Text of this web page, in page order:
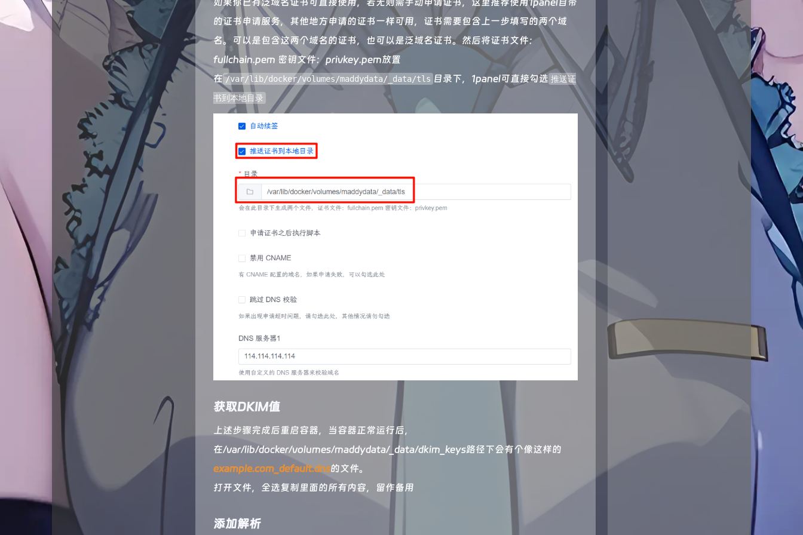
如果你已有泛域名证书可直接使用，若无则需手动申请证书，这里推荐使用1panel自带
的证书申请服务，其他地方申请的证书一样可用，证书需要包含上一步填写的两个域
名。可以是包含这两个域名的证书，也可以是泛域名证书。然后将证书文件：
fullchain.pem 密钥文件：privkey.pem放置
在 /var/lib/docker/volumes/maddydata/_data/tls 目录下，1panel可直接勾选 推送证
书到本地目录
获取DKIM值
上述步骤完成后重启容器，当容器正常运行后，
在/var/lib/docker/volumes/maddydata/_data/dkim_keys路径下会有个像这样的
example.com_default.dns的文件。
打开文件，全选复制里面的所有内容，留作备用
添加解析